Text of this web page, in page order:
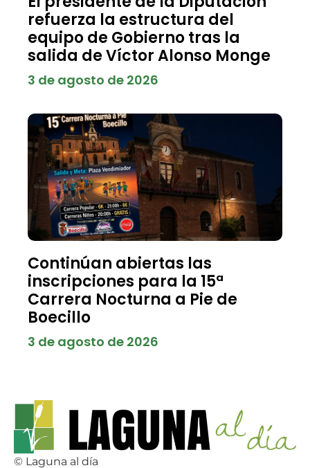
refuerza la estructura del
equipo de Gobierno tras la
salida de Víctor Alonso Monge
3 de agosto de 2026
Continúan abiertas las
inscripciones para la 15ª
Carrera Nocturna a Pie de
Boecillo
3 de agosto de 2026
© Laguna al día